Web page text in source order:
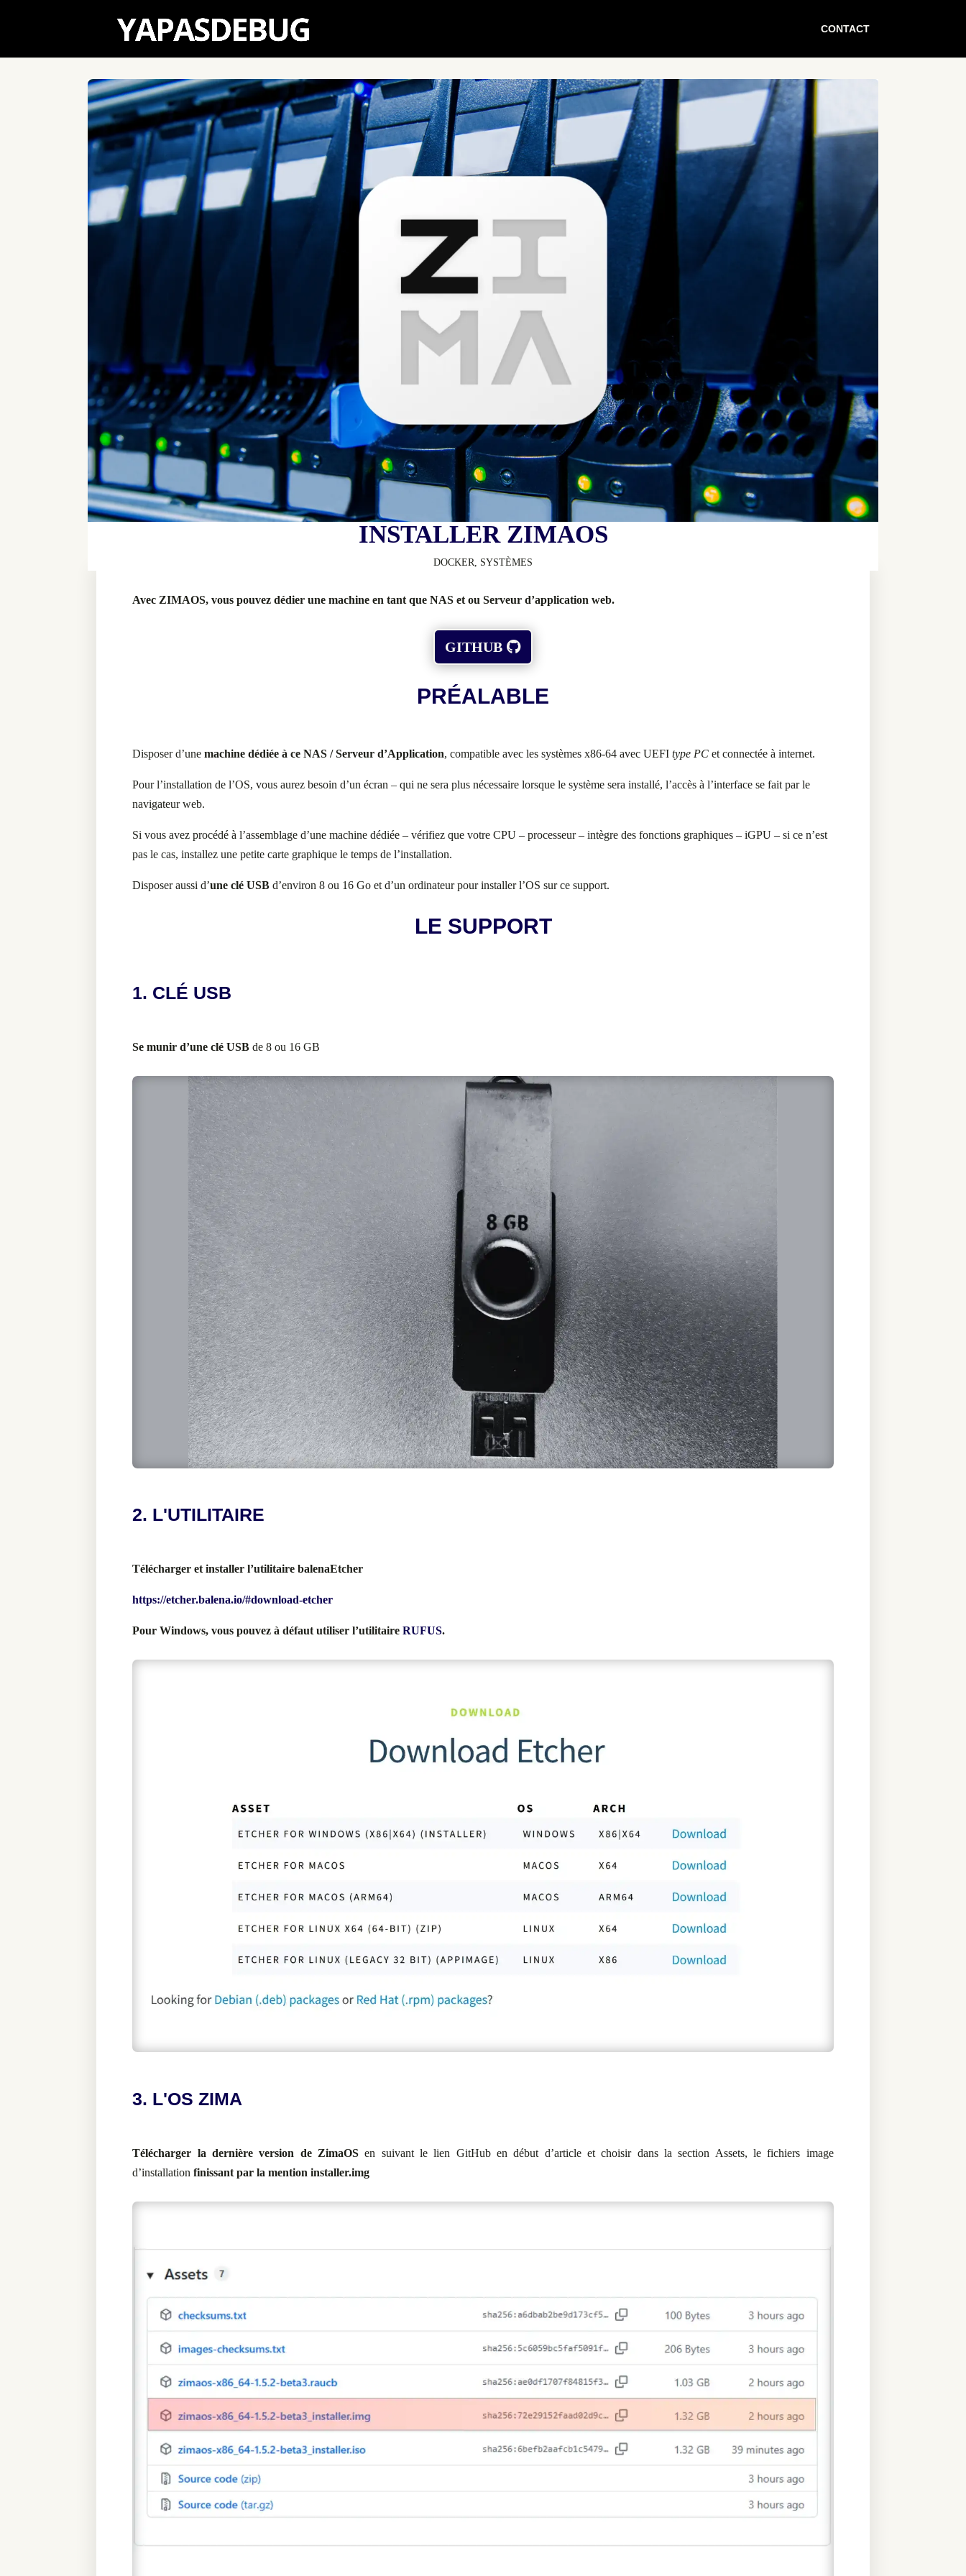
CONTACT
INSTALLER ZIMAOS
DOCKER, SYSTÈMES
Avec ZIMAOS, vous pouvez dédier une machine en tant que NAS et ou Serveur d’application web.
GITHUB
PRÉALABLE
Disposer d’unemachine dédiée à ce NAS / Serveur d’Application, compatible avec les systèmes x86-64 avec UEFItype PC et connectée à internet.
Pour l’installation de l’OS, vous aurez besoin d’un écran – qui ne sera plus nécessaire lorsque le système sera installé, l’accès à l’interface se fait par le
navigateur web.
Si vous avez procédé à l’assemblage d’une machine dédiée – vérifiez que votre CPU – processeur – intègre des fonctions graphiques – iGPU – si ce n’est
pas le cas, installez une petite carte graphique le temps de l’installation.
Disposer aussi d’une clé USB d’environ 8 ou 16 Go et d’un ordinateur pour installer l’OS sur ce support.
LE SUPPORT
1. CLÉ USB
Se munir d’une clé USB de 8 ou 16 GB
2. L'UTILITAIRE
Télécharger et installer l’utilitaire balenaEtcher
https://etcher.balena.io/#download-etcher
Pour Windows, vous pouvez à défaut utiliser l’utilitaire RUFUS.
3. L'OS ZIMA
Télécharger la dernière version de ZimaOS en suivant le lien GitHub en début d’article et choisir dans la section Assets, le fichiers image
d’installationfinissant par la mention installer.img